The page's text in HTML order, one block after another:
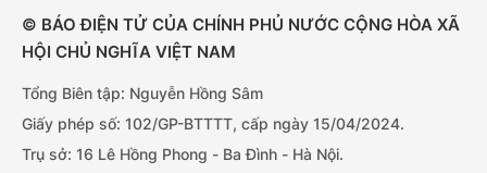
© BÁO ĐIỆN TỬ CỦA CHÍNH PHỦ NƯỚC CỘNG HÒA XÃ
HỘI CHỦ NGHĨA VIỆT NAM
Tổng Biên tập: Nguyễn Hồng Sâm
Giấy phép số: 102/GP-BTTTT, cấp ngày 15/04/2024.
Trụ sở: 16 Lê Hồng Phong - Ba Đình - Hà Nội.